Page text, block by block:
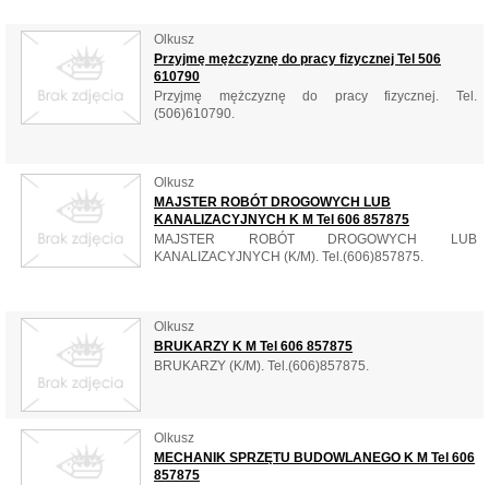
Olkusz
Przyjmę mężczyznę do pracy fizycznej Tel 506
610790
Przyjmę mężczyznę do pracy fizycznej. Tel.
(506)610790.
Olkusz
MAJSTER ROBÓT DROGOWYCH LUB
KANALIZACYJNYCH K M Tel 606 857875
MAJSTER ROBÓT DROGOWYCH LUB
KANALIZACYJNYCH (K/M). Tel.(606)857875.
Olkusz
BRUKARZY K M Tel 606 857875
BRUKARZY (K/M). Tel.(606)857875.
Olkusz
MECHANIK SPRZĘTU BUDOWLANEGO K M Tel 606
857875